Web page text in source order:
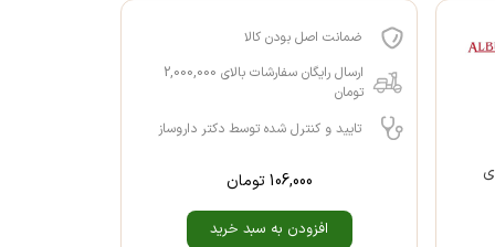
ضمانت اصل بودن کالا
ارسال رایگان سفارشات بالای 2,000,000
تومان
تایید و کنترل شده توسط دکتر داروساز
106,000 تومان
افزودن به سبد خرید